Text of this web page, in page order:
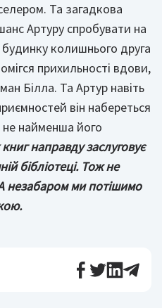
Та загадкова
Артуру спробувати на
колишнього друга
прихильності вдови,
Білла. Та Артур навіть
він набереться
найменша його
направду заслуговує
бібліотеці. Тож не
незабаром ми потішимо